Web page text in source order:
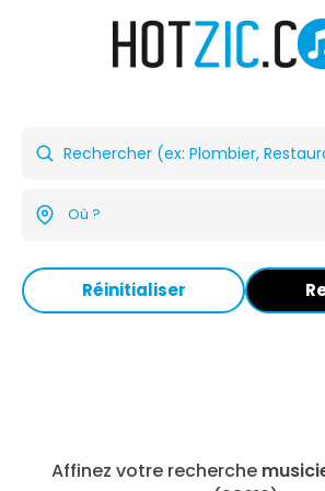
Réinitialiser
Affinez votre recherche